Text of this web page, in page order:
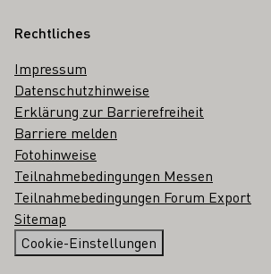
Rechtliches
Impressum
Datenschutzhinweise
Erklärung zur Barrierefreiheit
Barriere melden
Fotohinweise
Teilnahmebedingungen Messen
Teilnahmebedingungen Forum Export
Sitemap
Cookie-Einstellungen